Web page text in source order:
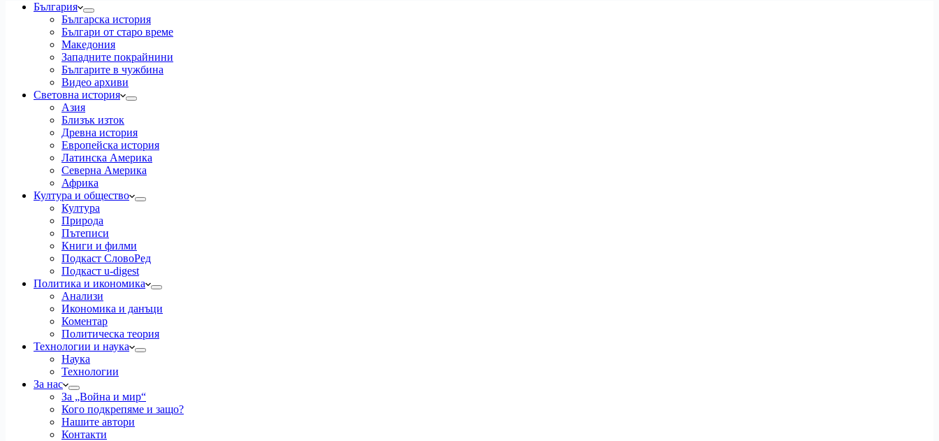
България
Българска история
Българи от старо време
Македония
Западните покрайнини
Българите в чужбина
Видео архиви
Световна история
Азия
Близък изток
Древна история
Европейска история
Латинска Америка
Северна Америка
Африка
Култура и общество
Култура
Природа
Пътеписи
Книги и филми
Подкаст СловоРед
Подкаст u-digest
Политика и икономика
Анализи
Икономика и данъци
Коментар
Политическа теория
Технологии и наука
Наука
Технологии
За нас
За „Война и мир“
Кого подкрепяме и защо?
Нашите автори
Контакти